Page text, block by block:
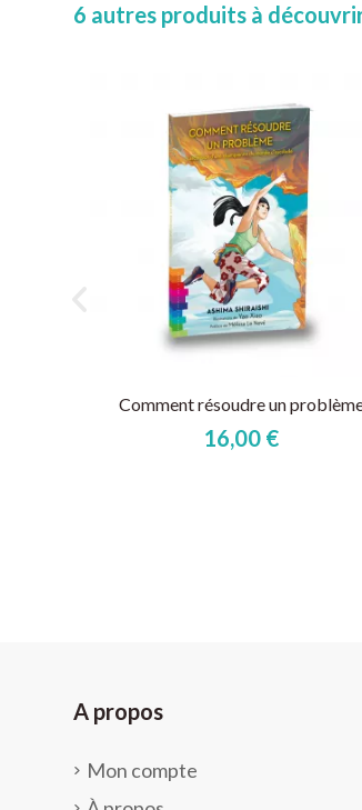
6 autres produits à
Comment résoudre un
16,00 €
A propos
Mon compte